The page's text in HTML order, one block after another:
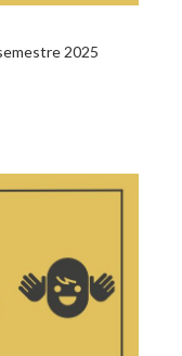
2025